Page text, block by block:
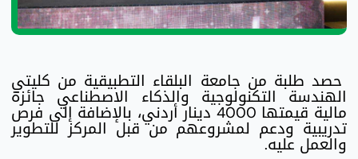
حصد طلبة من جامعة البلقاء التطبيقية من كليتي
الهندسة التكنولوجية والذكاء الاصطناعي جائزة
مالية قيمتها 4000 دينار أردني، بالإضافة إلى فرص
تدريبية ودعم لمشروعهم من قبل المركز للتطوير
والعمل عليه.